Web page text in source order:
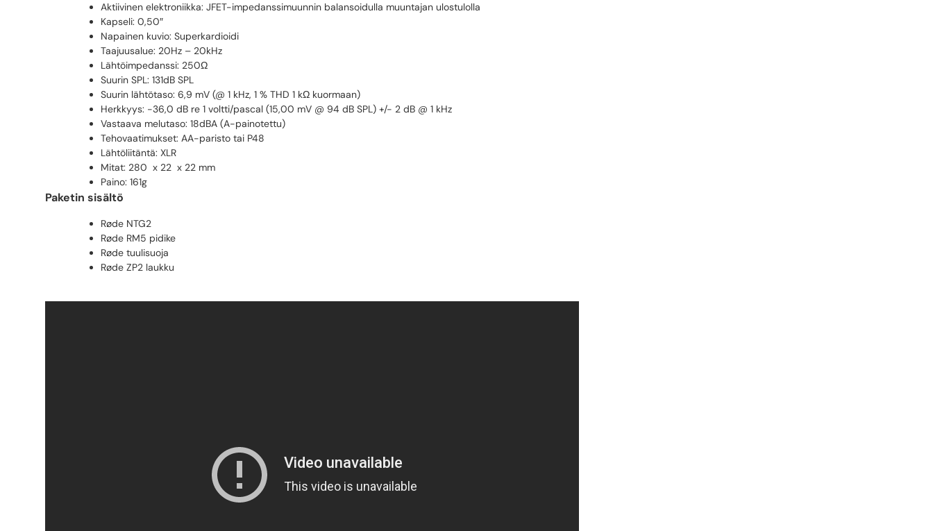
Aktiivinen elektroniikka: JFET-impedanssimuunnin balansoidulla muuntajan ulostulolla
Kapseli: 0,50″
Napainen kuvio: Superkardioidi
Taajuusalue: 20Hz – 20kHz
Lähtöimpedanssi: 250Ω
Suurin SPL: 131dB SPL
Suurin lähtötaso: 6,9 mV (@ 1 kHz, 1 % THD 1 kΩ kuormaan)
Herkkyys: -36,0 dB re 1 voltti/pascal (15,00 mV @ 94 dB SPL) +/- 2 dB @ 1 kHz
Vastaava melutaso: 18dBA (A-painotettu)
Tehovaatimukset: AA-paristo tai P48
Lähtöliitäntä: XLR
Mitat: 280 x 22 x 22 mm
Paino: 161g
Paketin sisältö
Røde NTG2
Røde RM5 pidike
Røde tuulisuoja
Røde ZP2 laukku